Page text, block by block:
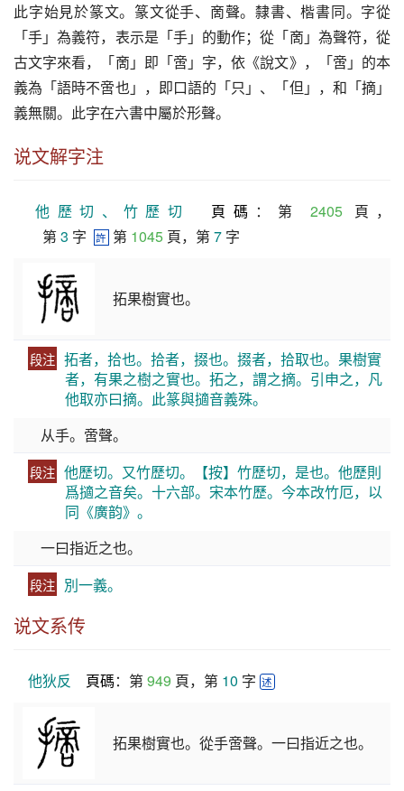
此字始見於篆文。篆文從手、啇聲。隸書、楷書同。字從
「手」為義符，表示是「手」的動作；從「啇」為聲符，從
古文字來看，「啇」即「啻」字，依《說文》，「啻」的本
義為「語時不啻也」，即口語的「只」、「但」，和「摘」
義無關。此字在六書中屬於形聲。
说文解字注
他歷切、竹歷切 頁碼 ：第 2405 頁，
第 3 字 許 第 1045 頁，第 7 字
拓果樹實也。
段注 拓者，拾也。拾者，掇也。掇者，拾取也。果樹實
者，有果之樹之實也。拓之，謂之摘。引申之，凡
他取亦曰摘。此篆與擿音義殊。
从手。啻聲。
段注 他歷切。又竹歷切。【按】竹歷切，是也。他歷則
爲擿之音矣。十六部。宋本竹歷。今本改竹厄，以
同《廣韵》。
一曰指近之也。
段注 別一義。
说文系传
他狄反 頁碼：第 949 頁，第 10 字 述
拓果樹實也。從手啻聲。一曰指近之也。